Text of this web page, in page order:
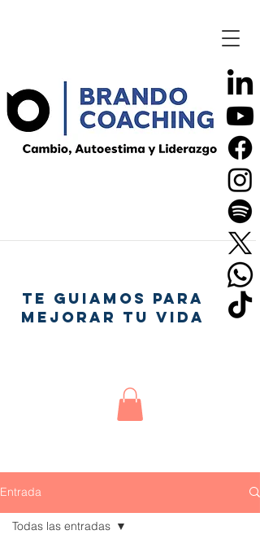
TE GUIAMOS PARA
MEJORAR TU VIDA
Entrada
Todas las entradas